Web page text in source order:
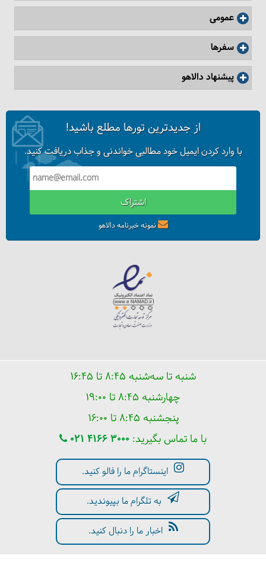
عمومی
سفرها
پیشنهاد دالاهو
از جدیدترین تورها مطلع باشید!
با وارد کردن ایمیل خود مطالبی خواندنی و جذاب دریافت کنید.
اشتراک
نمونه خبرنامه دالاهو
شنبه تا سه‌شنبه ۸:۴۵ تا ۱۶:۴۵
چهارشنبه ۸:۴۵ تا ۱۹:۰۰
پنجشنبه ۸:۴۵ تا ۱۶:۰۰
با ما تماس بگیرید: 021 4166 3000
اینستاگرام ما را فالو کنید.
به تلگرام ما بپیوندید.
اخبار ما را دنبال کنید.